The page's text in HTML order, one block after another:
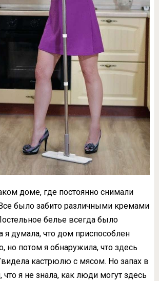
доме, где постоянно снимали
было забито различными кремами
белье всегда было
я думала, что дом приспособлен
но потом я обнаружила, что здесь
кастрюлю с мясом. Но запах в
я не знала, как люди могут здесь